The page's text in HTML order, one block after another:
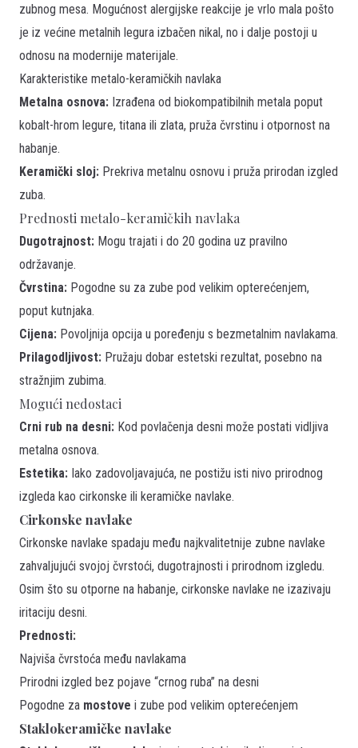
zubnog mesa. Mogućnost alergijske reakcije je vrlo mala pošto
je iz većine metalnih legura izbačen nikal, no i dalje postoji u
odnosu na modernije materijale.
Karakteristike metalo-keramičkih navlaka
Metalna osnova: Izrađena od biokompatibilnih metala poput
kobalt-hrom legure, titana ili zlata, pruža čvrstinu i otpornost na
habanje.
Keramički sloj: Prekriva metalnu osnovu i pruža prirodan izgled
zuba.
Prednosti metalo-keramičkih navlaka
Dugotrajnost: Mogu trajati i do 20 godina uz pravilno
održavanje.
Čvrstina: Pogodne su za zube pod velikim opterećenjem,
poput kutnjaka.
Cijena: Povoljnija opcija u poređenju s bezmetalnim navlakama.
Prilagodljivost: Pružaju dobar estetski rezultat, posebno na
stražnjim zubima.
Mogući nedostaci
Crni rub na desni: Kod povlačenja desni može postati vidljiva
metalna osnova.
Estetika: Iako zadovoljavajuća, ne postižu isti nivo prirodnog
izgleda kao cirkonske ili keramičke navlake.
Cirkonske navlake
Cirkonske navlake spadaju među najkvalitetnije zubne navlake
zahvaljujući svojoj čvrstoći, dugotrajnosti i prirodnom izgledu.
Osim što su otporne na habanje, cirkonske navlake ne izazivaju
iritaciju desni.
Prednosti:
Najviša čvrstoća među navlakama
Prirodni izgled bez pojave “crnog ruba” na desni
Pogodne za mostove i zube pod velikim opterećenjem
Staklokeramičke navlake